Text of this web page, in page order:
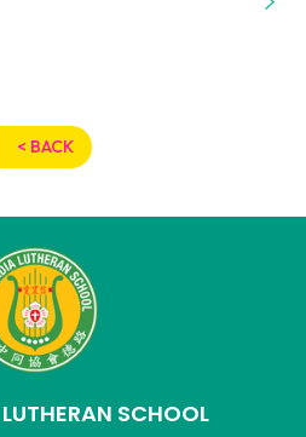
< BACK
SCHOOL